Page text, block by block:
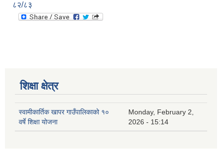
८२/८३
शिक्षा क्षेत्र
स्वामीकार्तिक खापर गाउँपालिकाको १०
वर्षे शिक्षा योजना
Monday, February 2,
2026 - 15:14